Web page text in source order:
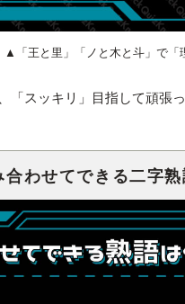
▲「王と里」「ノと木と斗」で「
「スッキリ」目指して頑張
わせてできる二字熟